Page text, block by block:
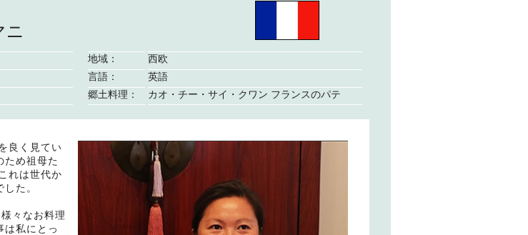
ニ
地域：
西欧
言語：
英語
郷土料理：
カオ・チー・サイ・クワン フランスのパテ
良く見てい
ため祖母た
れは世代か
た。
々なお料理
は私にとっ